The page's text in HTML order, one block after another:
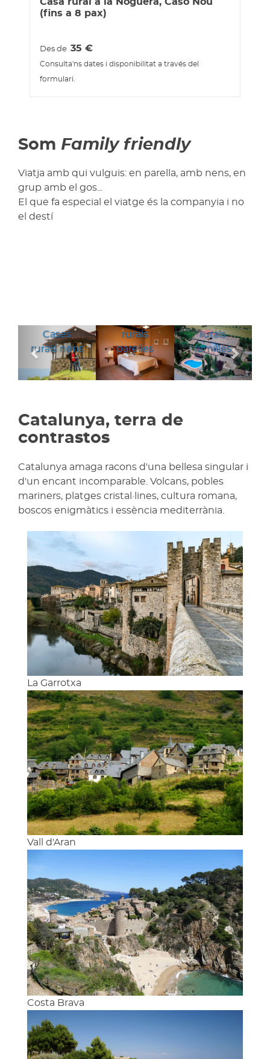
Casa rural a la Noguera, Caso Nou
(fins a 8 pax)
Des de 35€
Consulta'ns dates i disponibilitat a través del
formulari.
Som Family friendly
Viatja amb qui vulguis: en parella, amb nens, en
grup amb el gos...
El que fa especial el viatge és la companyia i no
el destí
Cases
rurals nens
rurals
parelles
rurals
families
Anterior
Catalunya, terra de
contrastos
Catalunya amaga racons d'una bellesa singular i
d'un encant incomparable. Volcans, pobles
mariners, platges cristal·lines, cultura romana,
boscos enigmàtics i essència mediterrània.
La Garrotxa
Vall d'Aran
Costa Brava